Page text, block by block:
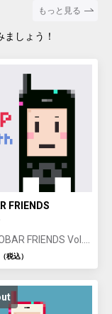
once used
with the aDp20th l
background colo
もっと見る
しょう！
FRIENDS
FRIENDS Vol.1
②
（税込）